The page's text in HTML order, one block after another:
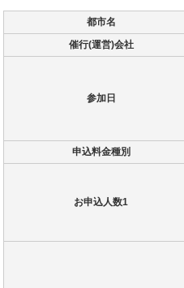
都市名
催行(運営)会社
参加日
申込料金種別
お申込人数1